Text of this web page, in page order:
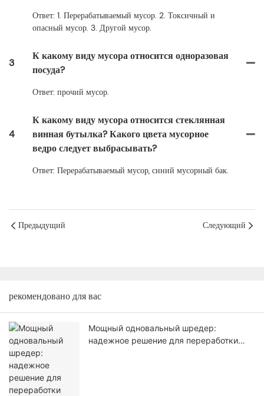
Ответ: 1. Перерабатываемый мусор. 2. Токсичный и
опасный мусор. 3. Другой мусор.
3
К какому виду мусора относится одноразовая
посуда?
Ответ: прочий мусор.
4
К какому виду мусора относится стеклянная
винная бутылка? Какого цвета мусорное
ведро следует выбрасывать?
Ответ: Перерабатываемый мусор, синий мусорный бак.
Предыдущий Следующий
рекомендовано для вас
Мощный одновальный шредер:
надежное решение для переработки